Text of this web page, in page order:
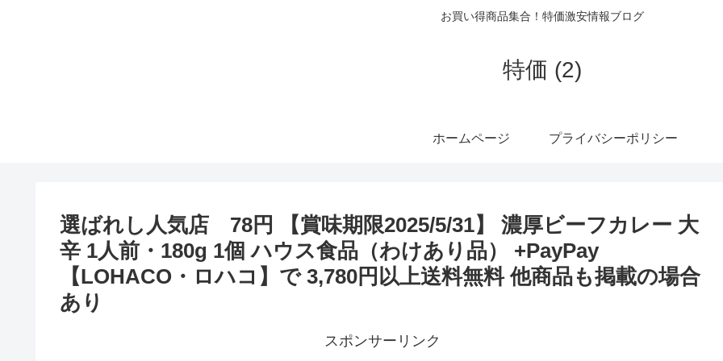
お買い得商品集合！特価激安情報ブログ
特価 (2)
ホームページ プライバシーポリシー
選ばれし人気店 78円 【賞味期限2025/5/31】 濃厚ビーフカレー 大
辛 1人前・180g 1個 ハウス食品（わけあり品） +PayPay
【LOHACO・ロハコ】で 3,780円以上送料無料 他商品も掲載の場合
あり
スポンサーリンク